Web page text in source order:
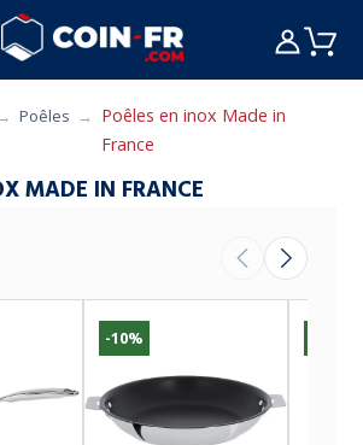
CUISINE MOBILIER
Poêles
Poêles en inox Made in
France
MADE IN FRANCE
-10%